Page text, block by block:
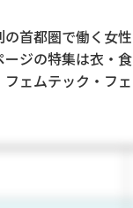
の首都圏で働く女
ジの特集は衣・
ェムテック・フ